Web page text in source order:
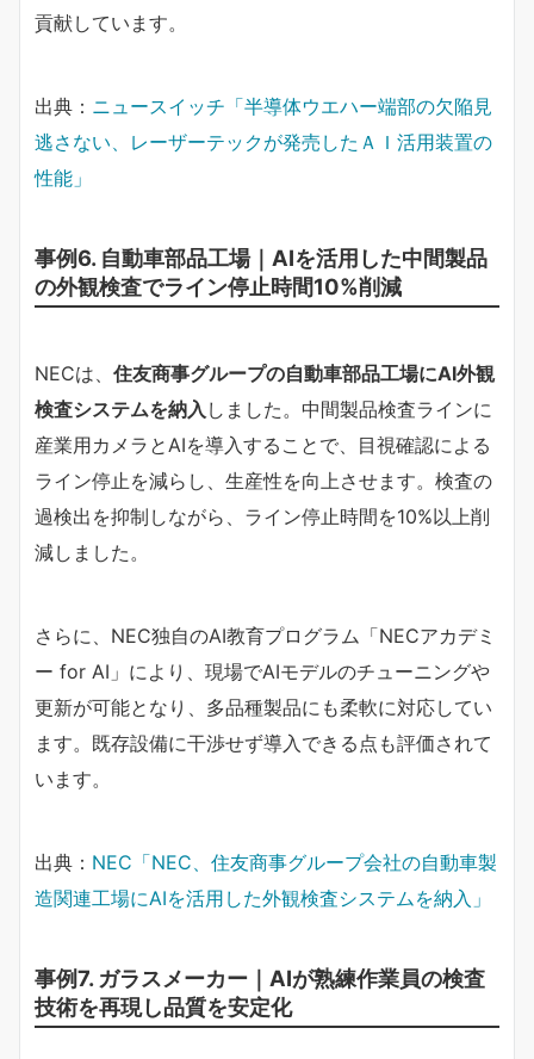
貢献しています。
出典： ニュースイッチ「半導体ウエハー端部の欠陥見
逃さない、レーザーテックが発売したＡＩ活用装置の
性能」
事例6. 自動車部品工場｜AIを活用した中間製品
の外観検査でライン停止時間10%削減
NECは、 住友商事グループの自動車部品工場にAI外観
検査システムを納入 しました。中間製品検査ラインに
産業用カメラとAIを導入することで、目視確認による
ライン停止を減らし、生産性を向上させます。検査の
過検出を抑制しながら、ライン停止時間を10%以上削
減しました。
さらに、NEC独自のAI教育プログラム「NECアカデミ
ー for AI」により、現場でAIモデルのチューニングや
更新が可能となり、多品種製品にも柔軟に対応してい
ます。既存設備に干渉せず導入できる点も評価されて
います。
出典： NEC「NEC、住友商事グループ会社の自動車製
造関連工場にAIを活用した外観検査システムを納入」
事例7. ガラスメーカー｜AIが熟練作業員の検査
技術を再現し品質を安定化